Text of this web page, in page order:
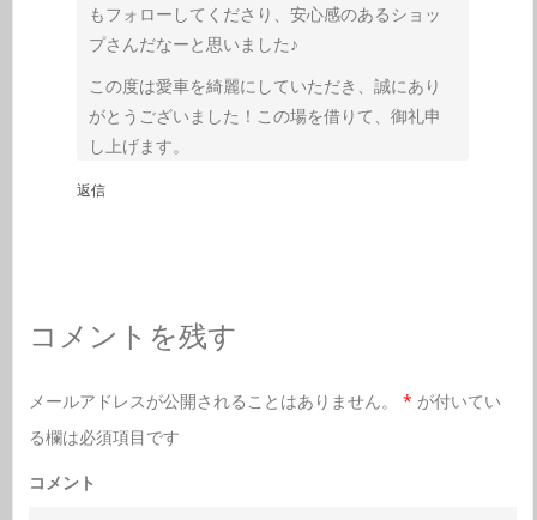
もフォローしてくださり、安心感のあるショッ
プさんだなーと思いました♪
この度は愛車を綺麗にしていただき、誠にあり
がとうございました！この場を借りて、御礼申
し上げます。
返信
コメントを残す
メールアドレスが公開されることはありません。 * が付いてい
る欄は必須項目です
コメント